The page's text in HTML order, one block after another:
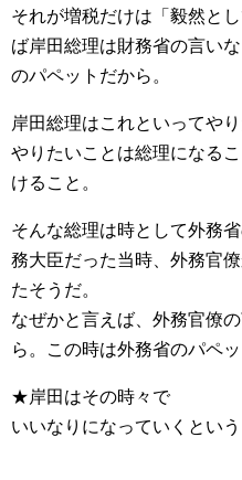
それが増税だけは「毅然と
ば岸田総理は財務省の言い
のパペットだから。
岸田総理はこれといってやり
やりたいことは総理になる
けること。
そんな総理は時として外務
務大臣だった当時、外務官
たそうだ。
なぜかと言えば、外務官僚
ら。この時は外務省のパペッ
★岸田はその時々で
いいなりになっていくという